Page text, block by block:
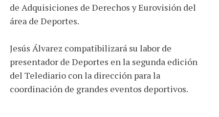
de Adquisiciones de Derechos y Eurovisión del
área de Deportes.
Jesús Álvarez compatibilizará su labor de
presentador de Deportes en la segunda edición
del Telediario con la dirección para la
coordinación de grandes eventos deportivos.